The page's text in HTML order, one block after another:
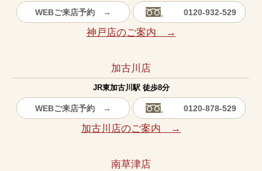
WEBご来店予約 → 0120-932-529
神戸店のご案内 →
加古川店
JR東加古川駅 徒歩8分
WEBご来店予約 → 0120-878-529
加古川店のご案内 →
南草津店